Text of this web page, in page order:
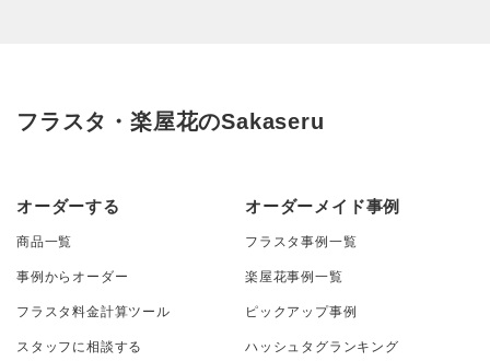
フラスタ・楽屋花のSakaseru
オーダーする
商品一覧
事例からオーダー
フラスタ料金計算ツール
スタッフに相談する
オーダーメイド事例
フラスタ事例一覧
楽屋花事例一覧
ピックアップ事例
ハッシュタグランキング